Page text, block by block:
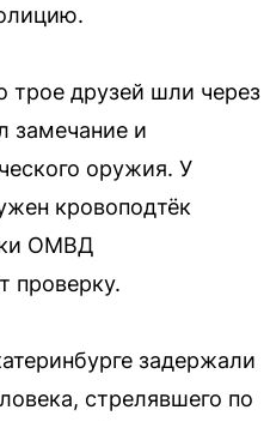
трое друзей шли через
замечание и
оружия. У
кровоподтёк
ОМВД
проверку.
задержали
стрелявшего по